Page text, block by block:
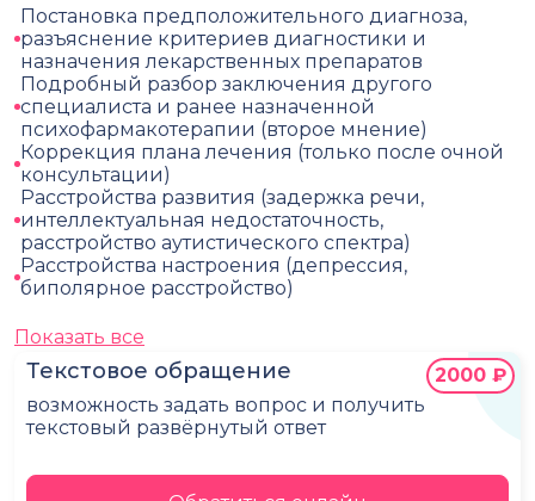
Текстовое обращение
возможность задать вопрос и получить
текстовый развёрнутый ответ
2000 ₽
Постановка предположительного диагноза,
разъяснение критериев диагностики и
назначения лекарственных препаратов
Подробный разбор заключения другого
специалиста и ранее назначенной
психофармакотерапии (второе мнение)
Коррекция плана лечения (только после очной
консультации)
Расстройства развития (задержка речи,
интеллектуальная недостаточность,
расстройство аутистического спектра)
Расстройства настроения (депрессия,
биполярное расстройство)
Показать все